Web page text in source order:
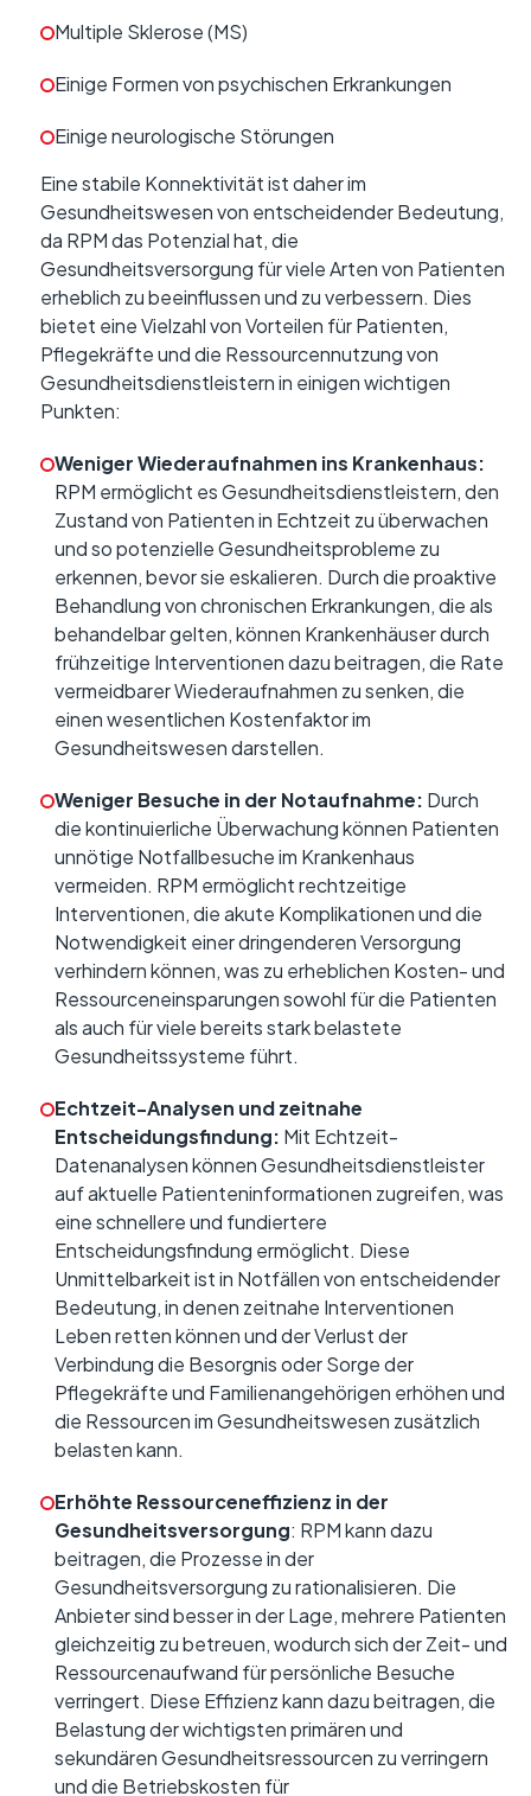
Multiple Sklerose (MS)
Einige Formen von psychischen Erkrankungen
Einige neurologische Störungen
Eine stabile Konnektivität ist daher im
Gesundheitswesen von entscheidender Bedeutung,
da RPM das Potenzial hat, die
Gesundheitsversorgung für viele Arten von Patienten
erheblich zu beeinflussen und zu verbessern. Dies
bietet eine Vielzahl von Vorteilen für Patienten,
Pflegekräfte und die Ressourcennutzung von
Gesundheitsdienstleistern in einigen wichtigen
Punkten:
Weniger Wiederaufnahmen ins Krankenhaus:
RPM ermöglicht es Gesundheitsdienstleistern, den
Zustand von Patienten in Echtzeit zu überwachen
und so potenzielle Gesundheitsprobleme zu
erkennen, bevor sie eskalieren. Durch die proaktive
Behandlung von chronischen Erkrankungen, die als
behandelbar gelten, können Krankenhäuser durch
frühzeitige Interventionen dazu beitragen, die Rate
vermeidbarer Wiederaufnahmen zu senken, die
einen wesentlichen Kostenfaktor im
Gesundheitswesen darstellen.
Weniger Besuche in der Notaufnahme: Durch
die kontinuierliche Überwachung können Patienten
unnötige Notfallbesuche im Krankenhaus
vermeiden. RPM ermöglicht rechtzeitige
Interventionen, die akute Komplikationen und die
Notwendigkeit einer dringenderen Versorgung
verhindern können, was zu erheblichen Kosten- und
Ressourceneinsparungen sowohl für die Patienten
als auch für viele bereits stark belastete
Gesundheitssysteme führt.
Echtzeit-Analysen und zeitnahe
Entscheidungsfindung: Mit Echtzeit-
Datenanalysen können Gesundheitsdienstleister
auf aktuelle Patienteninformationen zugreifen, was
eine schnellere und fundiertere
Entscheidungsfindung ermöglicht. Diese
Unmittelbarkeit ist in Notfällen von entscheidender
Bedeutung, in denen zeitnahe Interventionen
Leben retten können und der Verlust der
Verbindung die Besorgnis oder Sorge der
Pflegekräfte und Familienangehörigen erhöhen und
die Ressourcen im Gesundheitswesen zusätzlich
belasten kann.
Erhöhte Ressourceneffizienz in der
Gesundheitsversorgung: RPM kann dazu
beitragen, die Prozesse in der
Gesundheitsversorgung zu rationalisieren. Die
Anbieter sind besser in der Lage, mehrere Patienten
gleichzeitig zu betreuen, wodurch sich der Zeit- und
Ressourcenaufwand für persönliche Besuche
verringert. Diese Effizienz kann dazu beitragen, die
Belastung der wichtigsten primären und
sekundären Gesundheitsressourcen zu verringern
und die Betriebskosten für